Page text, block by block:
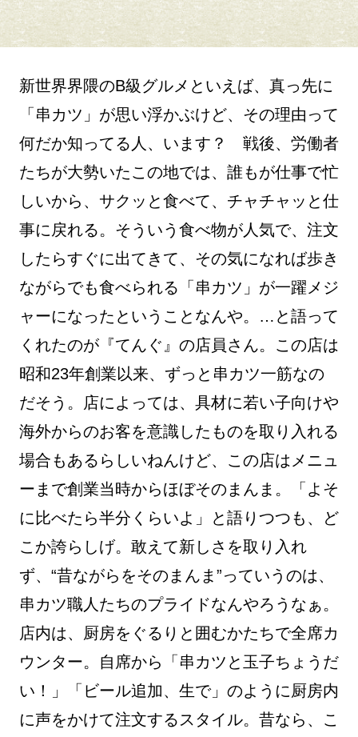
新世界界隈のB級グルメといえば、真っ先に
「串カツ」が思い浮かぶけど、その理由って
何だか知ってる人、います？ 戦後、労働者
たちが大勢いたこの地では、誰もが仕事で忙
しいから、サクッと食べて、チャチャッと仕
事に戻れる。そういう食べ物が人気で、注文
したらすぐに出てきて、その気になれば歩き
ながらでも食べられる「串カツ」が一躍メジ
ャーになったということなんや。…と語って
くれたのが『てんぐ』の店員さん。この店は
昭和23年創業以来、ずっと串カツ一筋なの
だそう。店によっては、具材に若い子向けや
海外からのお客を意識したものを取り入れる
場合もあるらしいねんけど、この店はメニュ
ーまで創業当時からほぼそのまんま。「よそ
に比べたら半分くらいよ」と語りつつも、ど
こか誇らしげ。敢えて新しさを取り入れ
ず、“昔ながらをそのまんま”っていうのは、
串カツ職人たちのプライドなんやろうなぁ。
店内は、厨房をぐるりと囲むかたちで全席カ
ウンター。自席から「串カツと玉子ちょうだ
い！」「ビール追加、生で」のように厨房内
に声をかけて注文するスタイル。昔なら、こ